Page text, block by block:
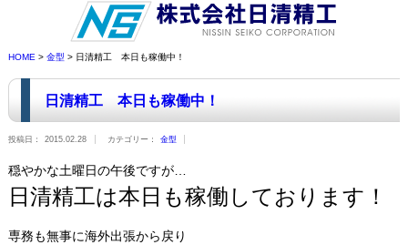
HOME > 金型 > 日清精工 本日も稼働中！
日清精工 本日も稼働中！
投稿日： 2015.02.28 カテゴリー： 金型
穏やかな土曜日の午後ですが…
日清精工は本日も稼働しております！
専務も無事に海外出張から戻り